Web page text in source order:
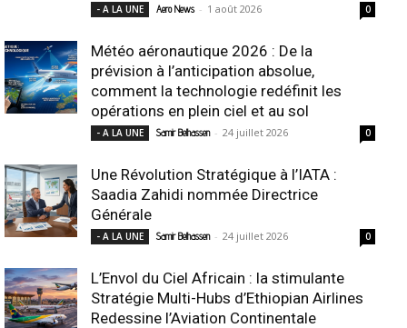
- A LA UNE Aero News - 1 août 2026 0
Météo aéronautique 2026 : De la
prévision à l’anticipation absolue,
comment la technologie redéfinit les
opérations en plein ciel et au sol
- A LA UNE Samir Belhassen - 24 juillet 2026 0
Une Révolution Stratégique à l’IATA :
Saadia Zahidi nommée Directrice
Générale
- A LA UNE Samir Belhassen - 24 juillet 2026 0
L’Envol du Ciel Africain : la stimulante
Stratégie Multi-Hubs d’Ethiopian Airlines
Redessine l’Aviation Continentale